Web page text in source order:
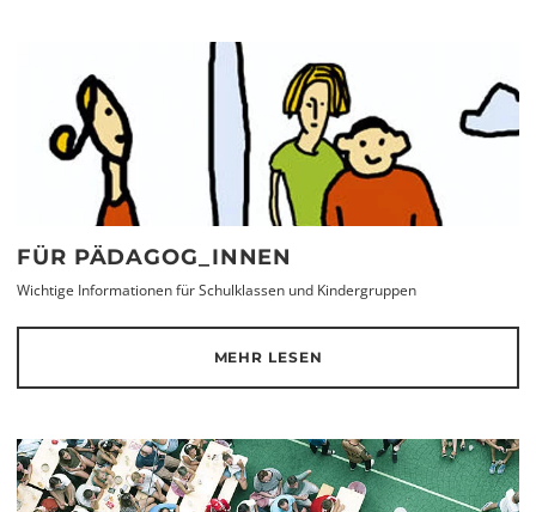
FÜR PÄDAGOG_INNEN
Wichtige Informationen für Schulklassen und Kindergruppen
MEHR LESEN